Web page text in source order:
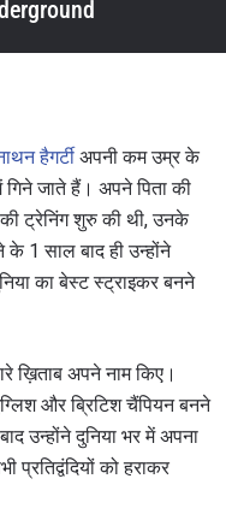
हैगर्टी अपनी कम उम्र के
गिने जाते हैं। अपने पिता की
ट्रेनिंग शुरु की थी, उनके
1 साल बाद ही उन्होंने
का बेस्ट स्ट्राइकर बनने
ख़िताब अपने नाम किए।
और ब्रिटिश चैंपियन बनने
उन्होंने दुनिया भर में अपना
को हराकर